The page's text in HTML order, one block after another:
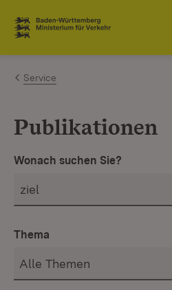
Zum Inhalt springen
Link zur Startseite
Service
Publikationen
Wonach suchen Sie?
Thema